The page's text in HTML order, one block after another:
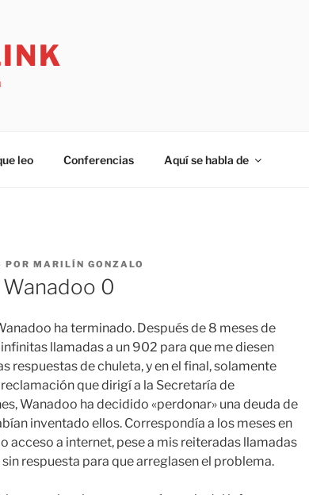
leo Conferencias Aquí se habla de
POR MARILÍN GONZALO
Wanadoo 0
ha terminado. Después de 8 meses de
llamadas a un 902 para que me diesen
respuestas de chuleta, y en el final, solamente
que dirigí a la Secretaría de
Wanadoo ha decidido «perdonar» una deuda de
inventado ellos. Correspondía a los meses en
acceso a internet, pese a mis reiteradas llamadas
respuesta para que arreglasen el problema.